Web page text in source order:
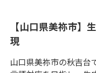
【山口県美祢市】
現
山口県美祢市の秋吉台